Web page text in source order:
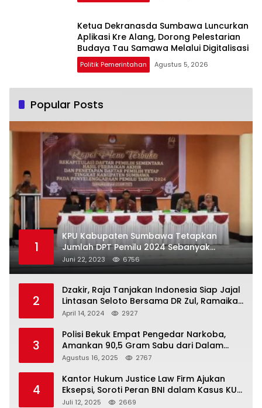
Ketua Dekranasda Sumbawa Luncurkan
Aplikasi Kre Alang, Dorong Pelestarian
Budaya Tau Samawa Melalui Digitalisasi
Politik Pemerintahan Agustus 5, 2026
Popular Posts
1
KPU Kabupaten Sumbawa Tetapkan
Jumlah DPT Pemilu 2024 Sebanyak
367.987 Pemilih
Juni 22, 2023 6756
2
Dzakir, Raja Tanjakan Indonesia Siap Jajal
Lintasan Seloto Bersama DR Zul, Ramaikan
Trabas JAS #2 KSB
April 14, 2024 2927
3
Polisi Bekuk Empat Pengedar Narkoba,
Amankan 90,5 Gram Sabu dari Dalam
Mobil
Agustus 16, 2025 2767
4
Kantor Hukum Justice Law Firm Ajukan
Eksepsi, Soroti Peran BNI dalam Kasus KUR
Bawang Merah KCP Woha
Juli 12, 2025 2669